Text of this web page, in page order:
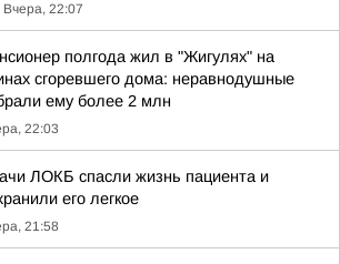
Вчера, 22:07
полгода жил в "Жигулях" на
сгоревшего дома: неравнодушные
ему более 2 млн
22:03
ЛОКБ спасли жизнь пациента и
его легкое
21:58